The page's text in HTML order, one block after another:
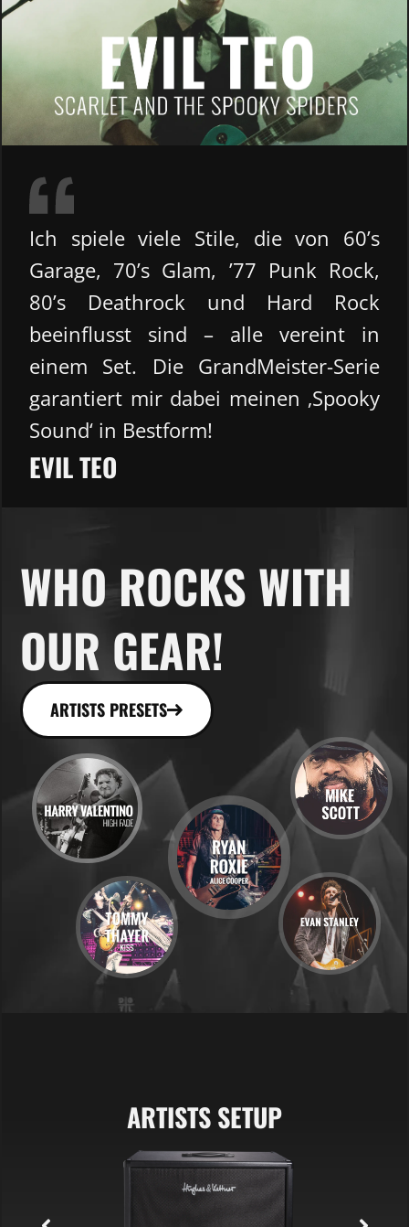
Ich spiele viele Stile, die von 60’s
Garage, 70’s Glam, ’77 Punk Rock,
80’s Deathrock und Hard Rock
beeinflusst sind – alle vereint in
einem Set. Die GrandMeister-Serie
garantiert mir dabei meinen ‚Spooky
Sound‘ in Bestform!
EVIL TEO
WHO ROCKS WITH
OUR GEAR!
ARTISTS PRESETS
ARTISTS SETUP